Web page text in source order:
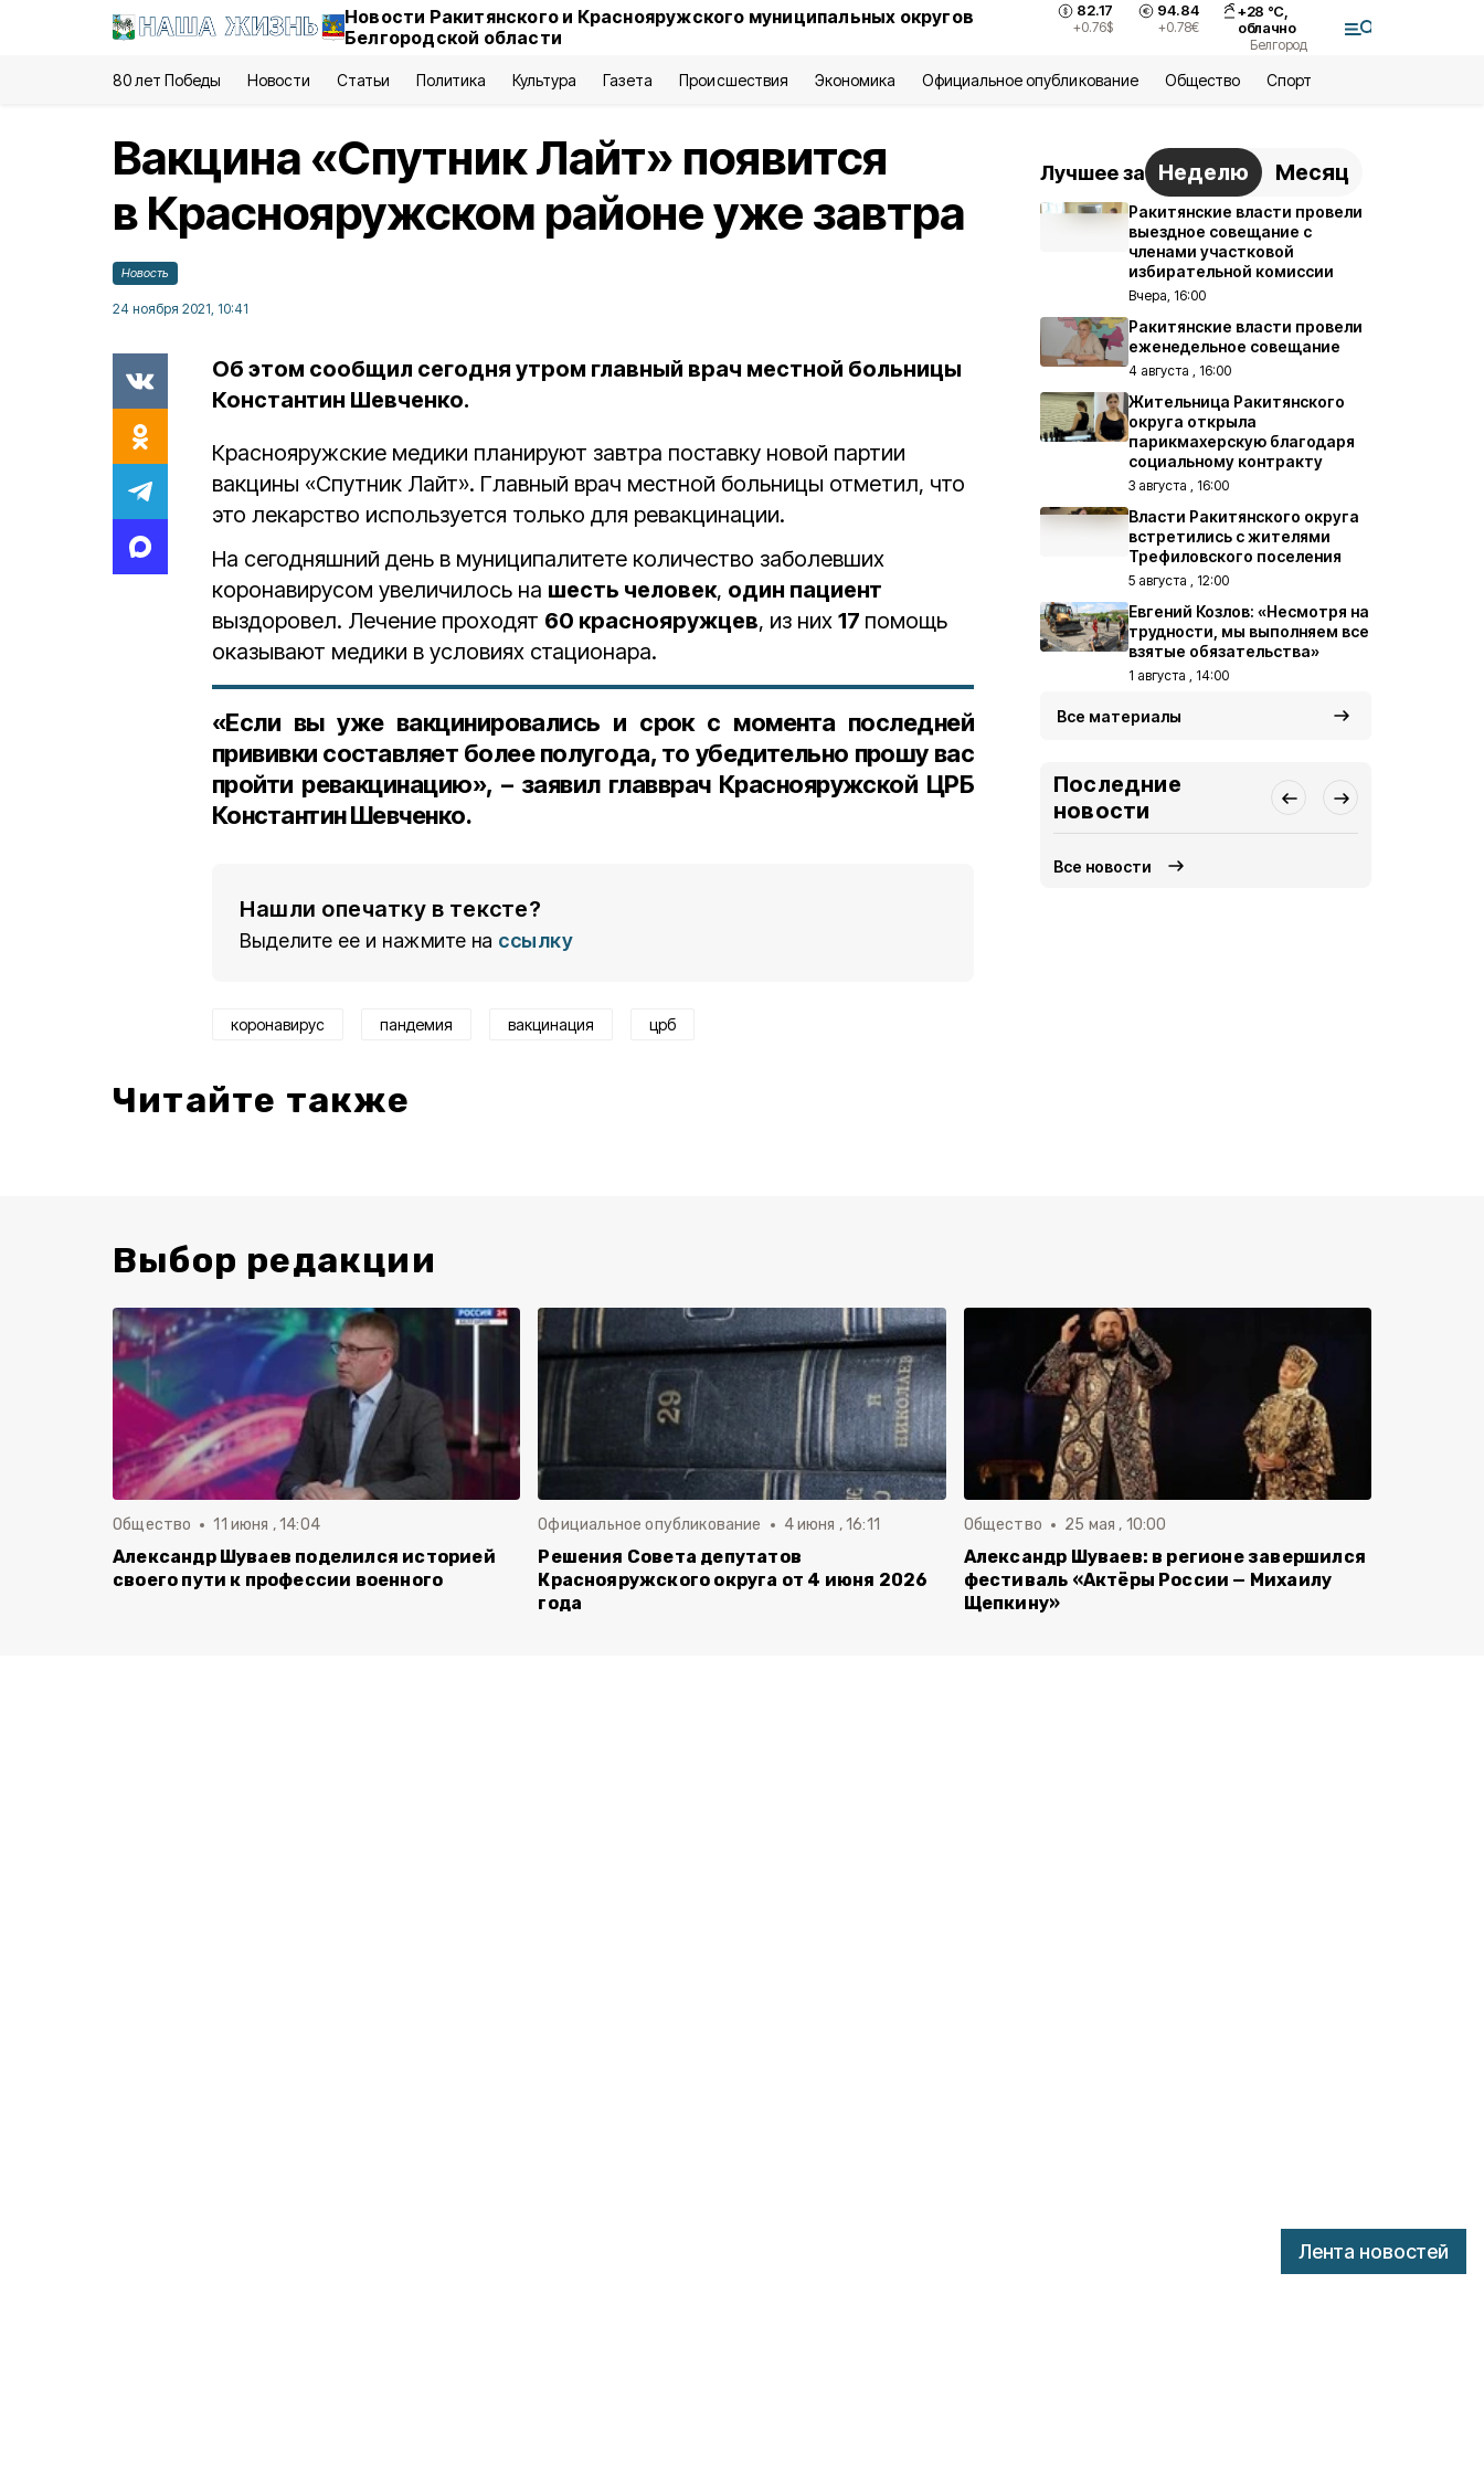
Новости Ракитянского и Краснояружского муниципальных округов
Белгородской области
82.17
+0.76$
94.84
+0.78€
+28 °С,
облачно
Белгород
80 лет Победы Новости Статьи Политика Культура Газета Происшествия Экономика Официальное опубликование Общество Спорт
Лента новостей
Вакцина «Спутник Лайт» появится
в Краснояружском районе уже завтра
Новость
24 ноября 2021, 10:41
Об этом сообщил сегодня утром главный врач местной больницы
Константин Шевченко.
Краснояружские медики планируют завтра поставку новой партии
вакцины «Спутник Лайт». Главный врач местной больницы отметил, что
это лекарство используется только для ревакцинации.
На сегодняшний день в муниципалитете количество заболевших
коронавирусом увеличилось на шесть человек, один пациент
выздоровел. Лечение проходят 60 краснояружцев, из них 17 помощь
оказывают медики в условиях стационара.
«Если вы уже вакцинировались и срок с момента последней
прививки составляет более полугода, то убедительно прошу вас
пройти ревакцинацию», – заявил главврач Краснояружской ЦРБ
Константин Шевченко.
Нашли опечатку в тексте?
Выделите ее и нажмите на ссылку
коронавирус пандемия вакцинация црб
Читайте также
Лучшее за Неделю Месяц
Ракитянские власти провели
выездное совещание с
членами участковой
избирательной комиссии
Вчера, 16:00
Ракитянские власти провели
еженедельное совещание
4 августа , 16:00
Жительница Ракитянского
округа открыла
парикмахерскую благодаря
социальному контракту
3 августа , 16:00
Власти Ракитянского округа
встретились с жителями
Трефиловского поселения
5 августа , 12:00
Евгений Козлов: «Несмотря на
трудности, мы выполняем все
взятые обязательства»
1 августа , 14:00
Все материалы
Последние
новости
Все новости
Выбор редакции
Общество 11 июня , 14:04
Александр Шуваев поделился историей
своего пути к профессии военного
Официальное опубликование 4 июня , 16:11
Решения Совета депутатов
Краснояружского округа от 4 июня 2026
года
Общество 25 мая , 10:00
Александр Шуваев: в регионе завершился
фестиваль «Актёры России — Михаилу
Щепкину»